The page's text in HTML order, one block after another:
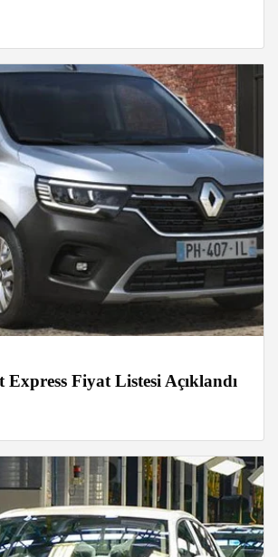
Express Fiyat Listesi Açıklandı